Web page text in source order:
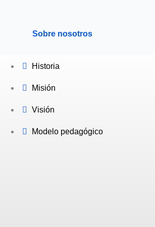
Sobre nosotros
Historia
Misión
Visión
Modelo pedagógico